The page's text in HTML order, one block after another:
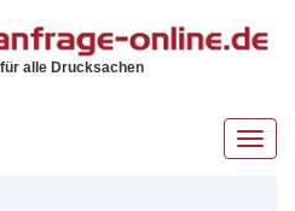
alle Drucksachen